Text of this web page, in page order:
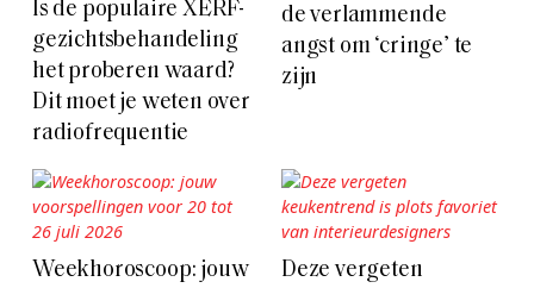
Is de populaire XERF-
gezichtsbehandeling
het proberen waard?
Dit moet je weten over
radiofrequentie
de verlammende
angst om ‘cringe’ te
zijn
Weekhoroscoop: jouw
Deze vergeten